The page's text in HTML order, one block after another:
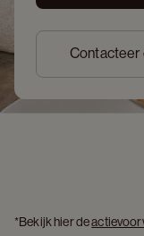
Contacteer
*Bekijk hier de